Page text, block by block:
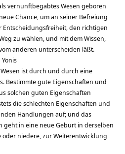
vernunftbegabtes Wesen geboren
Chance, um an seiner Befreiung
Entscheidungsfreiheit, den richtigen
zu wählen, und mit dem Wissen,
anderen unterscheiden läßt.
ist durch und durch eine
Bestimmte gute Eigenschaften und
solchen guten Eigenschaften
die schlechten Eigenschaften und
Handlungen auf; und das
geht in eine neue Geburt in derselben
oder niedere, zur Weiterentwicklung